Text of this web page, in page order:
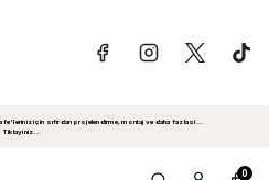
için sıfırdan projelendirme, montaj ve daha fazlasi...
Tiklayiniz...
0